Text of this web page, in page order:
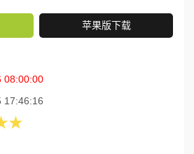
苹果版下载
08:00:00
17:46:16